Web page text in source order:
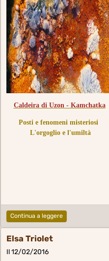
Caldeira di Uzon - Kamchatka
Posti e fenomeni misteriosi
L'orgoglio e l'umiltà
Continua a leggere
Elsa Triolet
Il 12/02/2016